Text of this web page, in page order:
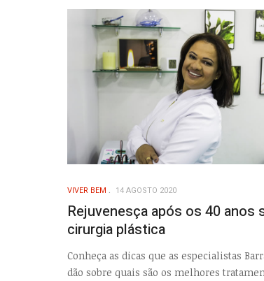
VIVER BEM 14 AGOSTO 2020
Rejuvenesça após os 40 anos
cirurgia plástica
Conheça as dicas que as especialistas
dão sobre quais são os melhores